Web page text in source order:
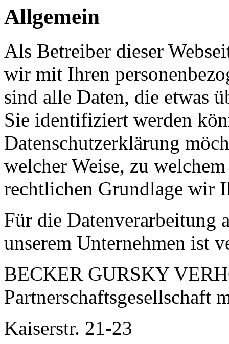
Allgemein
Als Betreiber dieser
wir mit Ihren
sind alle Daten, die etwas
Sie identifiziert werden
Datenschutzerklärung
welcher Weise, zu
rechtlichen Grundlage wir
Für die Datenverarbeitung
unserem Unternehmen ist
BECKER GURSKY
Partnerschaftsgesellschaft
Kaiserstr. 21-23